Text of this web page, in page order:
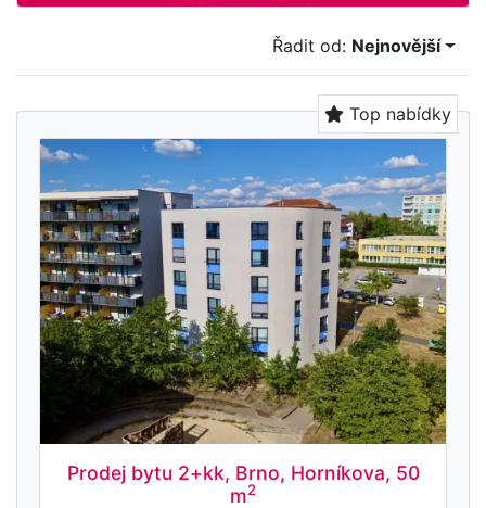
Řadit od: Nejnovější
Top nabídky
Prodej bytu 2+kk, Brno, Horníkova, 50
m2